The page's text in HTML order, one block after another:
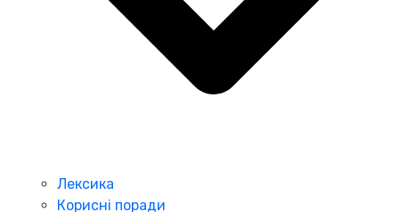
Лексика
Корисні поради